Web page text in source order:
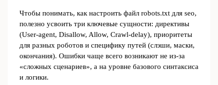
Чтобы понимать, как настроить файл robots.txt для seo,
полезно усвоить три ключевые сущности: директивы
(User-agent, Disallow, Allow, Crawl-delay), приоритеты
для разных роботов и специфику путей (слэши, маски,
окончания). Ошибки чаще всего возникают не из‑за
«сложных сценариев», а на уровне базового синтаксиса
и логики.